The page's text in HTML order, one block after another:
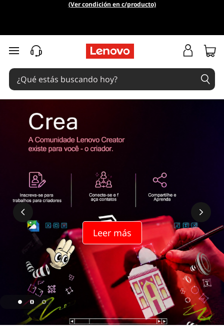
(Ver condición en c/producto)
Ir al contenido principal
Leer más